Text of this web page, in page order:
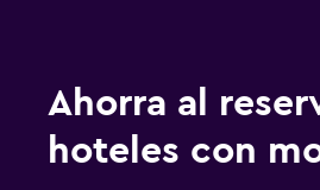
Ahorra al
hoteles con